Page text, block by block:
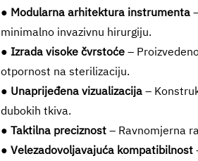
● Modularna arhitektura instrumenta
minimalno invazivnu hirurgiju.
● Izrada visoke čvrstoće –
otpornost na sterilizaciju.
● Unaprijeđena vizualizacija –
dubokih tkiva.
● Taktilna preciznost – Ravnomjerna
● Velezadovoljavajuća kompatibilnost